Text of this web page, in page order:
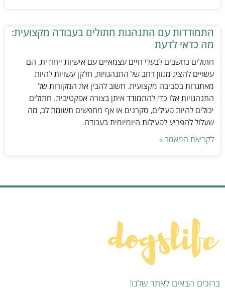
התמודדות עם התנהגות חתולים בעבודה מקצועית:
מה כדאי לדעת
חתולים נחשבים לבעלי חיים עצמאיים עם אישיות ייחודית. הם
עשויים להציג מגוון רחב של התנהגויות, חלקן עשויות להיות
מאתגרות בסביבה מקצועית. חשוב להבין את המקורות של
התנהגויות אלו כדי להתמודד איתן בצורה אפקטיבית. חתולים
יכולים להיות פעילים, סקרנים או אף מחפשים תשומת לב, מה
שעלול להפריע לפעילות היומיומית בעבודה.
לקריאת המאמר »
ברוכים הבאים לאתר שלנו!